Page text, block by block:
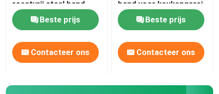
roestvrij staal band
Beste prijs
Contacteer ons
band voor keukengerei
Beste prijs
Contacteer ons